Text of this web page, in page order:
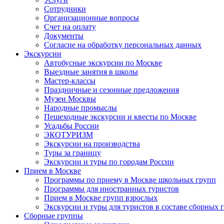
Сотрудники
Организационные вопросы
Счет на оплату
Документы
Согласие на обработку персональных данных
Экскурсии
Автобусные экскурсии по Москве
Выездные занятия в школы
Мастер-классы
Праздничные и сезонные предложения
Музеи Москвы
Народные промыслы
Пешеходные экскурсии и квесты по Москве
Усадьбы России
ЭКОТУРИЗМ
Экскурсии на производства
Туры за границу
Экскурсии и туры по городам России
Прием в Москве
Программы по приему в Москве школьных групп
Программы для иностранных туристов
Прием в Москве групп взрослых
Экскурсии и туры для туристов в составе сборных
Сборные группы